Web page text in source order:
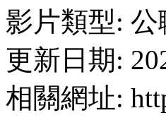
影片類型:
更新日期:
相關網址: